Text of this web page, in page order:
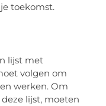
toekomst.
lijst met
volgen om
werken. Om
lijst, moeten